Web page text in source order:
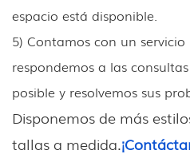
espacio está disponible.
5) Contamos con un
respondemos a las
posible y resolvemos sus
Disponemos de más
tallas a medida.